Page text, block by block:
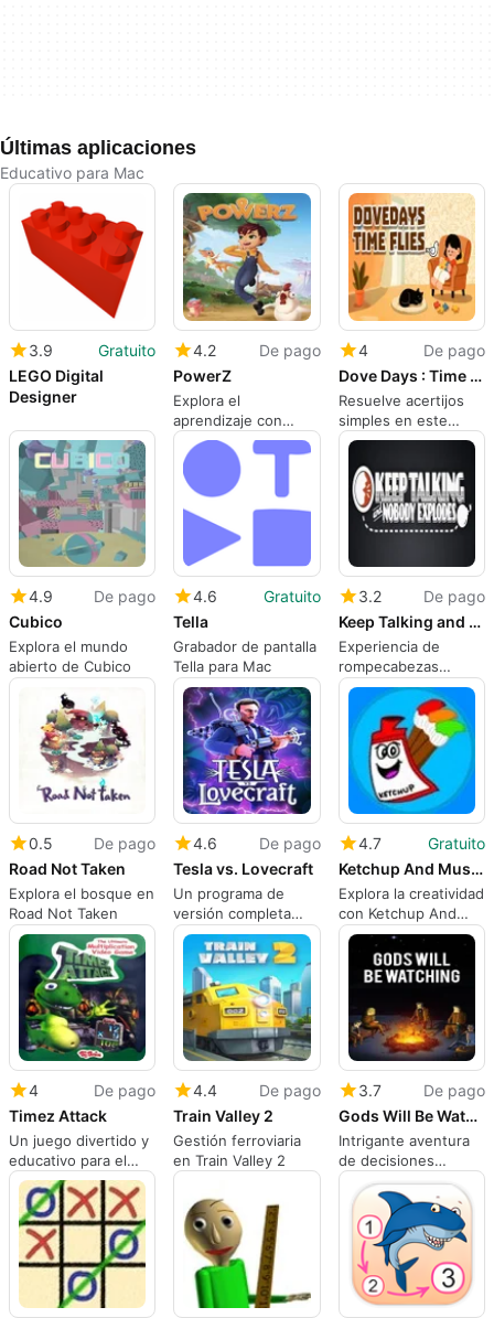
Últimas aplicaciones
Educativo para Mac
3.9
Gratuito
LEGO Digital
Designer
4.2
De pago
PowerZ
Explora el
aprendizaje con
PowerZ para Mac
4
De pago
Dove Days : Time Flies
Resuelve acertijos
simples en este
relajante juego
4.9
De pago
Cubico
Explora el mundo
abierto de Cubico
4.6
Gratuito
Tella
Grabador de pantalla
Tella para Mac
3.2
De pago
Keep Talking and Nobody Explodes
Experiencia de
rompecabezas
cooperativa atractiva
0.5
De pago
Road Not Taken
Explora el bosque en
Road Not Taken
4.6
De pago
Tesla vs. Lovecraft
Un programa de
versión completa
para Mac, de 10tons.
4.7
Gratuito
Ketchup And Mustard Coloring Station
Explora la creatividad
con Ketchup And
Mustard
4
De pago
Timez Attack
Un juego divertido y
educativo para el
dominio de las
matemáticas
4.4
De pago
Train Valley 2
Gestión ferroviaria
en Train Valley 2
3.7
De pago
Gods Will Be Watching
Intrigante aventura
de decisiones
morales